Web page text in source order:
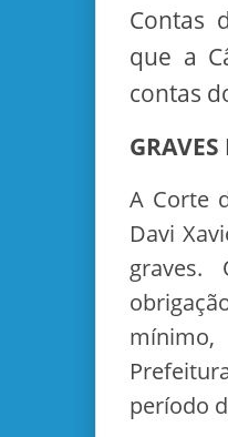
Contas
que a
contas
A Corte
Davi
período